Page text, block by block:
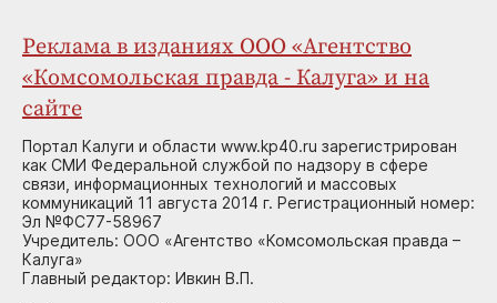
Реклама в изданиях ООО «Агентство
«Комсомольская правда - Калуга» и на
сайте
Портал Калуги и области www.kp40.ru зарегистрирован
как СМИ Федеральной службой по надзору в сфере
связи, информационных технологий и массовых
коммуникаций 11 августа 2014 г. Регистрационный номер:
Эл №ФС77-58967
Учредитель: ООО «Агентство «Комсомольская правда –
Калуга»
Главный редактор: Ивкин В.П.